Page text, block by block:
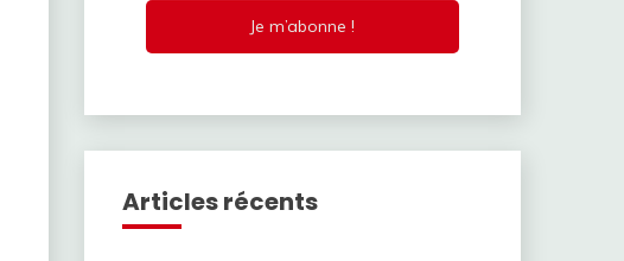
Articles récents